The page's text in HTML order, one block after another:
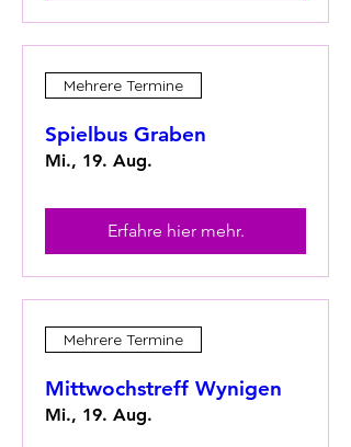
Mehrere Termine
Spielbus Graben
Mi., 19. Aug.
Erfahre hier mehr.
Mehrere Termine
Mittwochstreff Wynigen
Mi., 19. Aug.